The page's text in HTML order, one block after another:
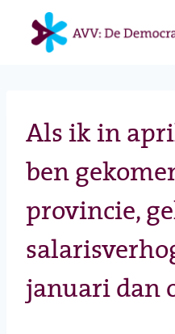
Doorgaan
naar
inhoud
Als ik in
ben
provincie,
januari dan